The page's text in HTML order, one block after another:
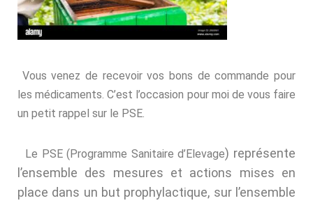
Vous venez de recevoir vos bons de commande pour
les médicaments. C’est l’occasion pour moi de vous faire
un petit rappel sur le PSE.
Le PSE (Programme Sanitaire d’Elevage) représente
l’ensemble des mesures et actions mises en
place dans un but prophylactique, sur l’ensemble